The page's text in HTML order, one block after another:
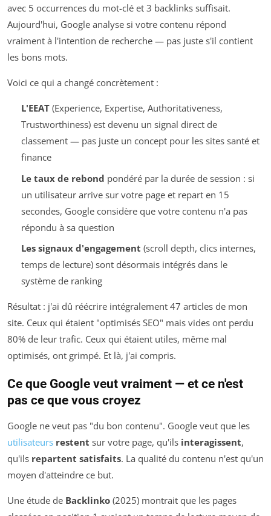
avec 5 occurrences du mot-clé et 3 backlinks suffisait.
Aujourd'hui, Google analyse si votre contenu répond
vraiment à l'intention de recherche — pas juste s'il contient
les bons mots.
Voici ce qui a changé concrètement :
L'EEAT(Experience, Expertise, Authoritativeness,
Trustworthiness) est devenu un signal direct de
classement — pas juste un concept pour les sites santé et
finance
Le taux de rebond pondéré par la durée de session : si
un utilisateur arrive sur votre page et repart en 15
secondes, Google considère que votre contenu n'a pas
répondu à sa question
Les signaux d'engagement (scroll depth, clics internes,
temps de lecture) sont désormais intégrés dans le
système de ranking
Résultat : j'ai dû réécrire intégralement 47 articles de mon
site. Ceux qui étaient "optimisés SEO" mais vides ont perdu
80% de leur trafic. Ceux qui étaient utiles, même mal
optimisés, ont grimpé. Et là, j'ai compris.
Ce que Google veut vraiment — et ce n'est
pas ce que vous croyez
Google ne veut pas "du bon contenu". Google veut que les
utilisateurs restent sur votre page, qu'ils interagissent,
qu'ils repartent satisfaits. La qualité du contenu n'est qu'un
moyen d'atteindre ce but.
Une étude de Backlinko (2025) montrait que les pages